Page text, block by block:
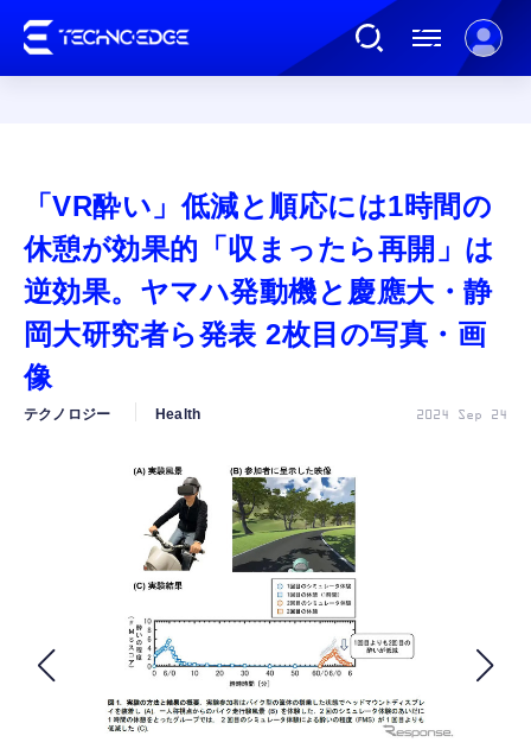
AI
ガジェット
公式ストア
FOLLOW US
「VR酔い」低減と順応には1時間の
休憩が効果的「収まったら再開」は
逆効果。ヤマハ発動機と慶應大・静
岡大研究者ら発表 2枚目の写真・画
像
テクノロジー Health 2024 Sep 24